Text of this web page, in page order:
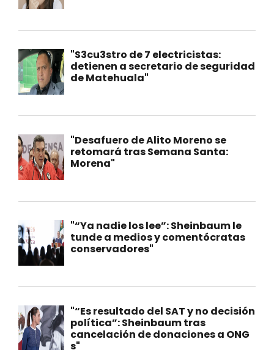
"S3cu3stro de 7 electricistas:
detienen a secretario de seguridad
de Matehuala"
"Desafuero de Alito Moreno se
retomará tras Semana Santa:
Morena"
"“Ya nadie los lee”: Sheinbaum le
tunde a medios y comentócratas
conservadores"
"“Es resultado del SAT y no decisión
política”: Sheinbaum tras
cancelación de donaciones a ONG
s"